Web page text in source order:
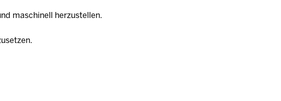
maschinell herzustellen.